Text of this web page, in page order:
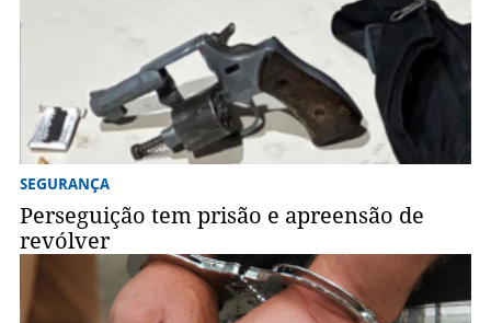
SEGURANÇA
Perseguição tem prisão e apreensão de
revólver